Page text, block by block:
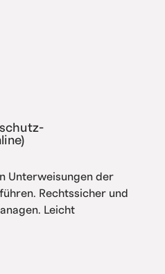
Unterweisungen der
Rechtssicher und
Leicht